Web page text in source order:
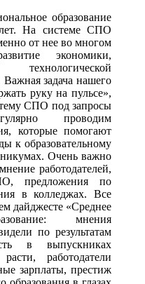
образование
На системе СПО
от нее во многом
экономики,
Важная задача нашего
руку на пульсе»,
СПО под запросы
проводим
которые помогают
к образовательному
Очень важно
работодателей,
предложения по
в колледжах. Все
дайджесте «Среднее
мнения
по результатам
в выпускниках
работодатели
зарплаты, престиж